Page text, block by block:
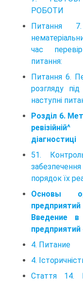
РОБОТИ
Питання
час
питання:
Питання 6.
розгляду
наступні
Розділ 6.
діагностиці
51.
порядок їх
Основы
Введение
4. Питание
4.
Стаття 14.